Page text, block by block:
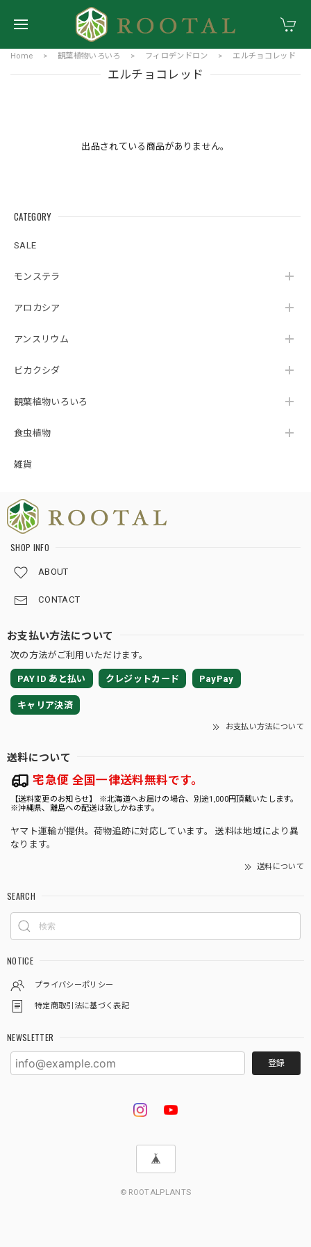
Home 観葉植物いろいろ フィロデンドロン エルチョコレッド
エルチョコレッド
出品されている商品がありません。
CATEGORY
SALE
モンステラ
アロカシア
アンスリウム
ビカクシダ
観葉植物いろいろ
食虫植物
雑貨
SHOP INFO
ABOUT
CONTACT
お支払い方法について
次の方法がご利用いただけます。
PAY ID あと払い クレジットカード PayPay
キャリア決済
お支払い方法について
送料について
宅急便 全国一律送料無料です。
【送料変更のお知らせ】 ※北海道へお届けの場合、別途1,000円頂戴いたします。
※沖縄県、離島への配送は致しかねます。
ヤマト運輸が提供。荷物追跡に対応しています。 送料は地域により異
なります。
送料について
SEARCH
NOTICE
プライバシーポリシー
特定商取引法に基づく表記
NEWSLETTER
登録
© ROOTALPLANTS